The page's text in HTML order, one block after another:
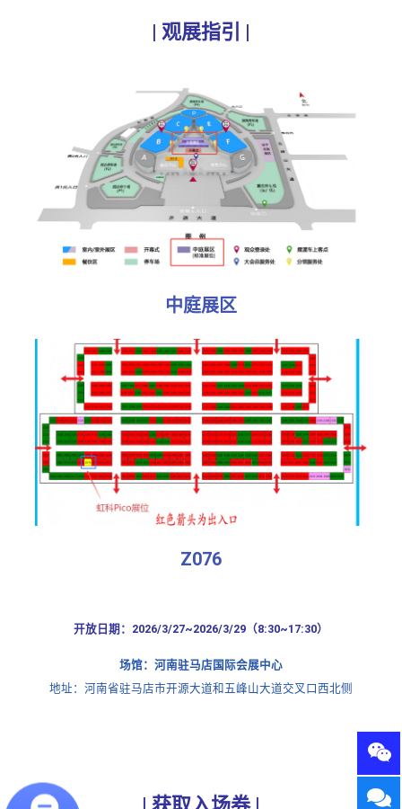
| 观展指引 |
中庭展区
Z076
开放日期：2026/3/27~2026/3/29（8:30~17:30）
场馆：河南驻马店国际会展中心
地址：河南省驻马店市开源大道和五峰山大道交叉口西北侧